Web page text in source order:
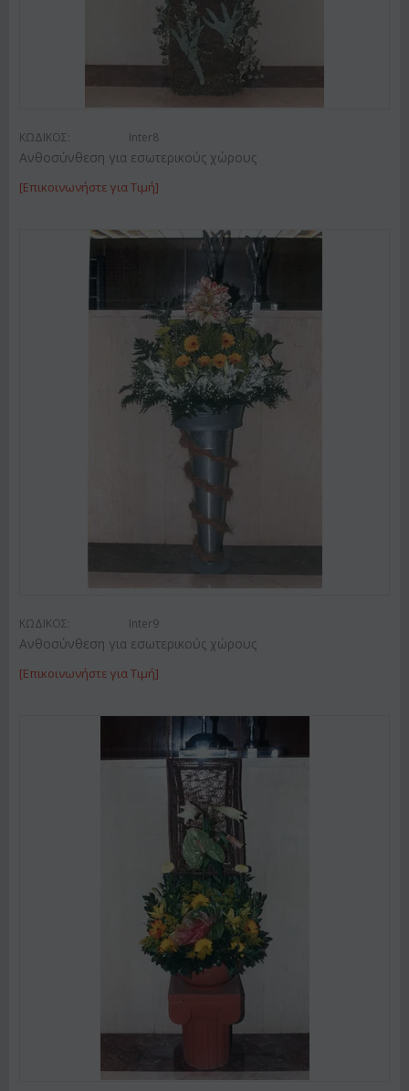
ΚΩΔΙΚΟΣ: Inter8
Ανθοσύνθεση για εσωτερικούς χώρους
[Επικοινωνήστε για Τιμή]
ΚΩΔΙΚΟΣ: Inter9
Ανθοσύνθεση για εσωτερικούς χώρους
[Επικοινωνήστε για Τιμή]